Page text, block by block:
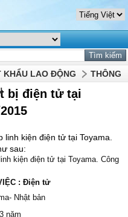
KHẨU LAO ĐỘNG
THÔNG
bị điện tử tại
linh kiện điện tử tại Toyama.
sau:
kiện điện tử tại Toyama. Công
: Điện tử
Nhật bản
năm